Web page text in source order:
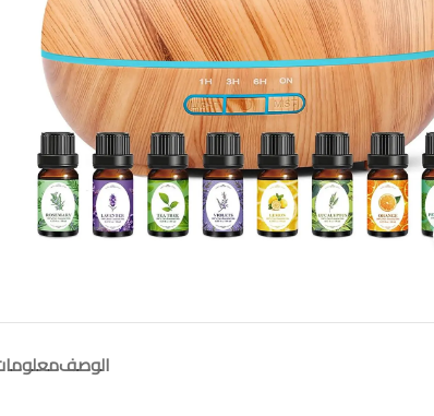
Click to enlarge
الوصف